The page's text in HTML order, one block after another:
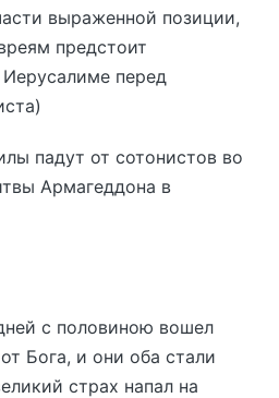
выраженной позиции,
предстоит
Иерусалиме перед
падут от сотонистов во
Армагеддона в
с половиною вошел
Бога, и они оба стали
страх напал на